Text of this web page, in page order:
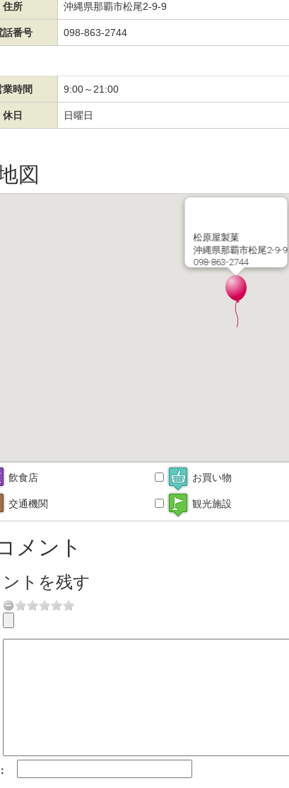
住所 沖縄県那覇市松尾2-9-9
話番号 098-863-2744
業時間 9:00～21:00
休日 日曜日
図
松原屋製菓
沖縄県那覇市松尾2-9-9
098-863-2744
飲食店 お買い物
交通機関 観光施設
メント
トを残す